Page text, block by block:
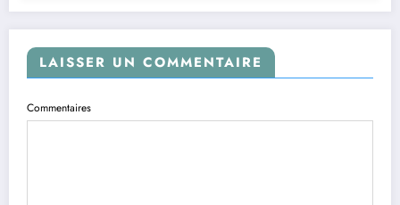
LAISSER UN COMMENTAIRE
Commentaires